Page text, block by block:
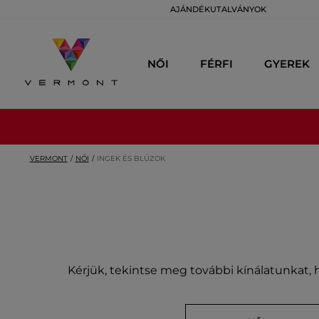
AJÁNDÉKUTALVÁNYOK
NŐI FÉRFI GYEREK
VERMONT NŐI INGEK ÉS BLÚZOK
Kérjük, tekintse meg további kínálatunkat,